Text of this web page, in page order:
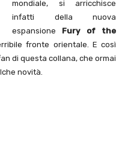
mondiale, si arricchisce
infatti della nuova
espansione Fury of the
fronte orientale. E così
di questa collana, che ormai
novità.